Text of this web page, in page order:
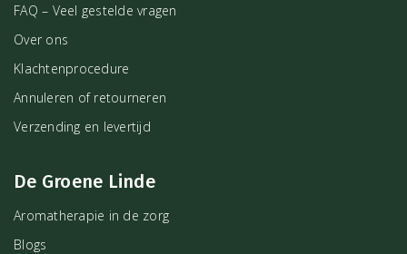
FAQ – Veel gestelde vragen
Over ons
Klachtenprocedure
Annuleren of retourneren
Verzending en levertijd
De Groene Linde
Aromatherapie in de zorg
Blogs